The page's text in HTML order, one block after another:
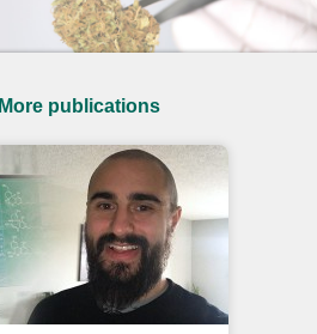
More publications